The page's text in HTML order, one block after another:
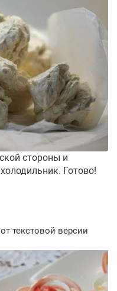
стороны и
Готово!
текстовой версии